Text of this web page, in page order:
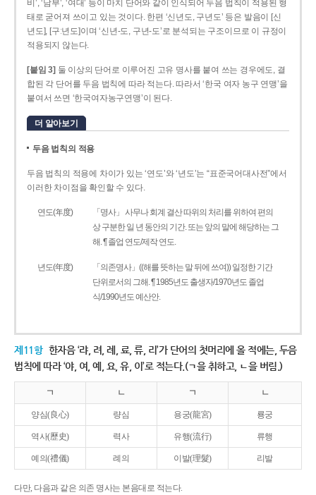
비’, ‘남부’, ‘여대’ 등이 마치 단어와 같이 인식되어 두음 법칙이 적용된 형
태로 굳어져 쓰이고 있는 것이다. 한편 ‘신년도, 구년도’ 등은 발음이 [신
년도], [구ː년도]이며 ‘신년­-도, 구년-­도’로 분석되는 구조이므로 이 규정이
적용되지 않는다.
[붙임 3] 둘 이상의 단어로 이루어진 고유 명사를 붙여 쓰는 경우에도, 결
합된 각 단어를 두음 법칙에 따라 적는다. 따라서 ‘한국 여자 농구 연맹’을
붙여서 쓰면 ‘한국여자농구연맹’이 된다.
더 알아보기
두음 법칙의 적용
두음 법칙의 적용에 차이가 있는 ‘연도’와 ‘년도’는 “표준국어대사전”에서
이러한 차이점을 확인할 수 있다.
연도(年度)
「명사」 사무나 회계 결산 따위의 처리를 위하여 편의
상 구분한 일 년 동안의 기간. 또는 앞의 말에 해당하는 그
해. ¶ 졸업 연도/제작 연도.
년도(年度)
「의존명사」((해를 뜻하는 말 뒤에 쓰여)) 일정한 기간
단위로서의 그해. ¶ 1985년도 출생자/1970년도 졸업
식/1990년도 예산안.
제11항 한자음 ‘랴, 려, 례, 료, 류, 리’가 단어의 첫머리에 올 적에는, 두음
법칙에 따라 ‘야, 여, 예, 요, 유, 이’로 적는다.(ㄱ을 취하고, ㄴ을 버림.)
ㄱ ㄴ ㄱ ㄴ
양심(良心) 량심 용궁(龍宮) 룡궁
역사(歷史) 력사 유행(流行) 류행
예의(禮儀) 례의 이발(理髮) 리발
다만, 다음과 같은 의존 명사는 본음대로 적는다.